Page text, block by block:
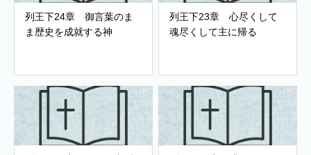
列王下24章 御言葉のま
ま歴史を成就する神
列王下23章 心尽くして
魂尽くして主に帰る